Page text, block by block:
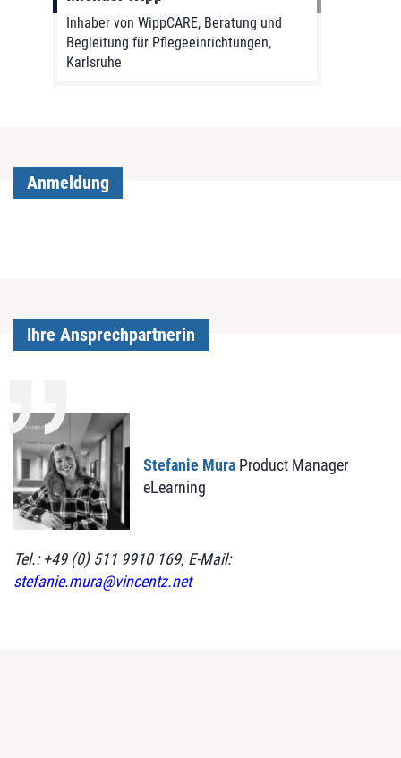
Inhaber von WippCARE, Beratung und
Begleitung für Pflegeeinrichtungen,
Karlsruhe
Anmeldung
Ihre Ansprechpartnerin
Stefanie Mura Product Manager
eLearning
Tel.: +49 (0) 511 9910 169, E-Mail:
stefanie.mura@vincentz.net